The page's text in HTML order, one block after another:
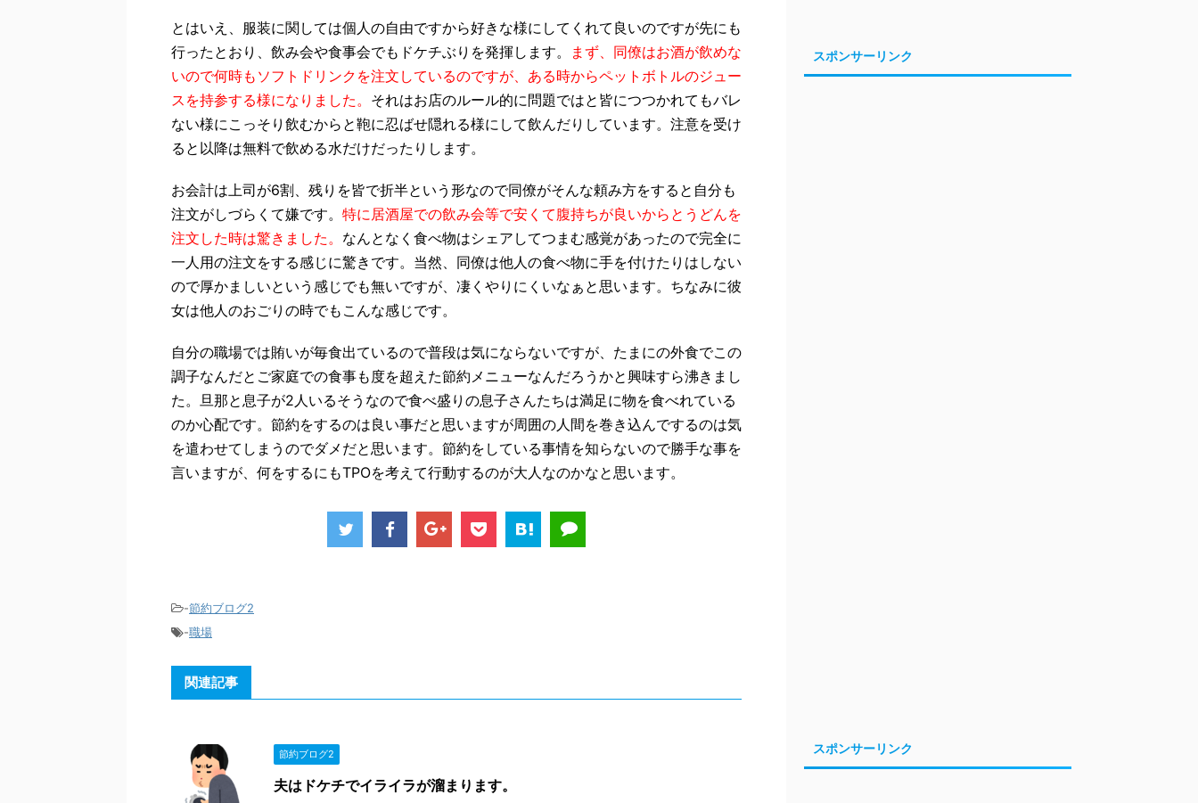
とはいえ、服装に関しては個人の自由ですから好きな様にしてくれて良いのですが先にも
行ったとおり、飲み会や食事会でもドケチぶりを発揮します。
まず、同僚はお酒が飲めな
いので何時もソフトドリンクを注文しているのですが、ある時からペットボトルのジュー
スを持参する様になりました。 それはお店のルール的に問題ではと皆につつかれてもバレ
ない様にこっそり飲むからと鞄に忍ばせ隠れる様にして飲んだりしています。注意を受け
ると以降は無料で飲める水だけだったりします。
お会計は上司が6割、残りを皆で折半という形なので同僚がそんな頼み方をすると自分も
注文がしづらくて嫌です。 特に居酒屋での飲み会等で安くて腹持ちが良いからとうどんを
注文した時は驚きました。 なんとなく食べ物はシェアしてつまむ感覚があったので完全に
一人用の注文をする感じに驚きです。当然、同僚は他人の食べ物に手を付けたりはしない
ので厚かましいという感じでも無いですが、凄くやりにくいなぁと思います。ちなみに彼
女は他人のおごりの時でもこんな感じです。
自分の職場では賄いが毎食出ているので普段は気にならないですが、たまにの外食でこの
調子なんだとご家庭での食事も度を超えた節約メニューなんだろうかと興味すら沸きまし
た。旦那と息子が2人いるそうなので食べ盛りの息子さんたちは満足に物を食べれている
のか心配です。節約をするのは良い事だと思いますが周囲の人間を巻き込んでするのは気
を遣わせてしまうのでダメだと思います。節約をしている事情を知らないので勝手な事を
言いますが、何をするにもTPOを考えて行動するのが大人なのかなと思います。
-節約ブログ2
-職場
関連記事
節約ブログ2
夫はドケチでイライラが溜まります。
スポンサーリンク
スポンサーリンク